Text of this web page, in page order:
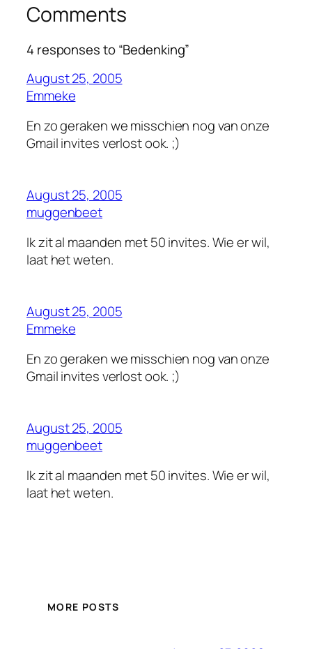
Comments
4 responses to “Bedenking”
August 25, 2005
Emmeke
En zo geraken we misschien nog van onze
Gmail invites verlost ook. ;)
August 25, 2005
muggenbeet
Ik zit al maanden met 50 invites. Wie er wil,
laat het weten.
August 25, 2005
Emmeke
En zo geraken we misschien nog van onze
Gmail invites verlost ook. ;)
August 25, 2005
muggenbeet
Ik zit al maanden met 50 invites. Wie er wil,
laat het weten.
MORE POSTS